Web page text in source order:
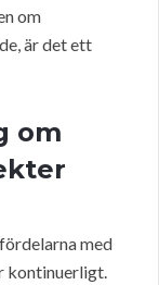
om
är det ett
om
med
kontinuerligt.